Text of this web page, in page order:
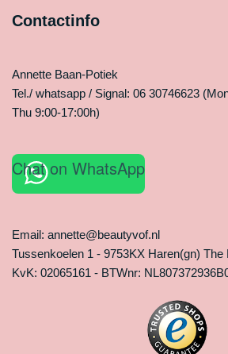
Contactinfo
Annette Baan-Potiek
Tel./ whatsapp / Signal: 06 30746623
Thu 9:00-17:00h)
Chat on WhatsApp
Email: annette@beautyvof.nl
Tussenkoelen 1 - 9753KX Haren(gn) The
KvK: 02065161 - BTWnr: